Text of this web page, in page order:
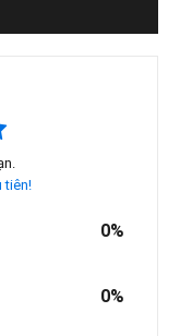
tiên!
0%
0%